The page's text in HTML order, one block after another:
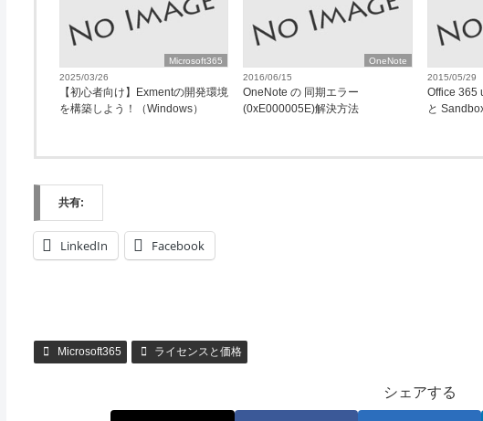
Microsoft365
2025/03/26
【初心者向け】Exmentの開発環境
を構築しよう！（Windows）
OneNote
2016/06/15
OneNote の 同期エラー
(0xE000005E)解決方法
2015/05/29
Office 365
と
共有:
LinkedIn Facebook
Microsoft365 ライセンスと価格
シェアする